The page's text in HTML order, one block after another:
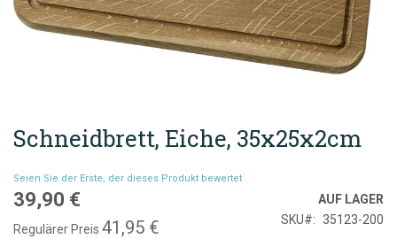
Zum
Anfang
springen
Schneidbrett, Eiche, 35x25x2cm
Seien Sie der Erste, der dieses Produkt bewertet
Sonderpreis
39,90 €
Regulärer Preis 41,95 €
AUF LAGER
SKU
35123-200